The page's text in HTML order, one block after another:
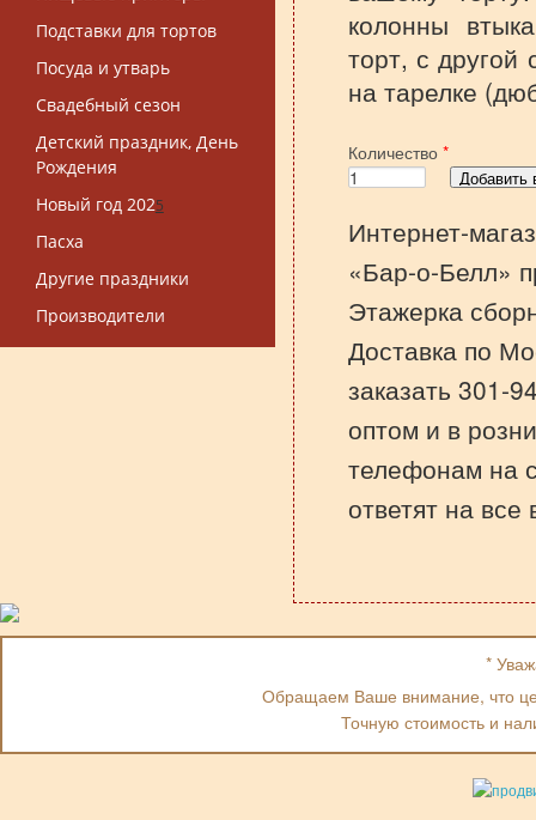
Подставки для тортов
Посуда и утварь
Свадебный сезон
Детский праздник, День
Рождения
Новый год 2025
Пасха
Другие праздники
Производители
колонны
торт, с другой
на тарелке
Количество *
Интернет-
«Бар-о-Белл»
Этажерка
Доставка по
заказать 301-
оптом и в
телефонам на
ответят на все
*
Обращаем Ваше внимание, что
Точную стоимость и